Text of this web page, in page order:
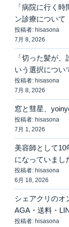
「病院に行く
ン診療について
投稿者: hisasona
7月 8, 2026
「切った髪が
いう選択につい
投稿者: hisasona
7月 8, 2026
窓と彗星、
投稿者: hisasona
7月 1, 2026
美容師として
になっていまし
投稿者: hisasona
6月 18, 2026
シェアクリのオ
AGA・送料・
投稿者: hisasona